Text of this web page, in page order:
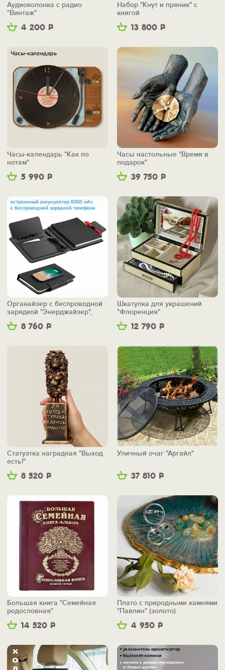
4 200 Р
Аудиоколонка с радио
"Винтаж"
13 800 Р
Набор "Кнут и пряник" с
книгой
5 990 Р
Часы-календарь "Как по
нотам"
39 750 Р
Часы настольные "Время в
подарок"
8 760 Р
Органайзер с беспроводной
зарядкой "Энерджайзер",
вер.2
12 790 Р
Шкатулка для украшений
"Флоренция"
8 520 Р
Статуэтка наградная "Выход
есть!"
37 810 Р
Уличный очаг "Аргайл"
14 520 Р
Большая книга "Семейная
родословная"
4 950 Р
Плато с природными камнями
"Павлин" (золото)